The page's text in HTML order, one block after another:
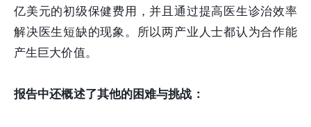
亿美元的初级保健费用，并且通过提高医生诊治效率
解决医生短缺的现象。所以两产业人士都认为合作能
产生巨大价值。
报告中还概述了其他的困难与挑战：